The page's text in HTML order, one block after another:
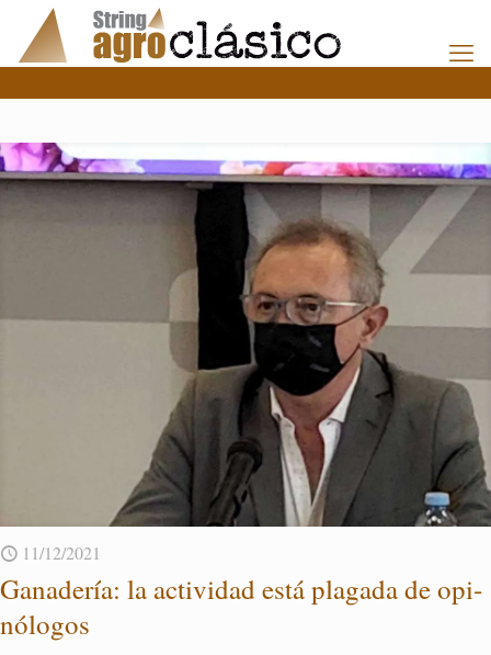
11/12/2021
Ga­na­de­ría: la ac­ti­vi­dad está pla­ga­da de opi­
nó­lo­gos